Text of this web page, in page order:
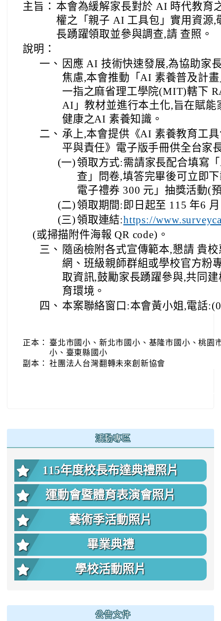
主旨： 本會為緩解家長對於 AI 時代教育
權之「親子 AI 工具包」實用資源,
長踴躍領取並參與調查,請 查照。
說明：
一、 因應 AI 技術快速發展,為協助家
焦慮,本會推動「AI 素養普及計
一指之麻省理工學院(MIT)轄下
AI」教材並進行本土化,旨在賦能
健康之AI 素養知識。
二、 承上,本會提供《AI 素養教育工
平與責任》電子版手冊供全台家
(一)領取方式:需請家長配合填寫
查」問卷,填答完畢後可立即
電子禮券 300 元」抽獎活動(
(二)領取期間:即日起至 115 年6
(三)領取連結:https://
(或掃描附件海報 QR code)。
三、 隨函檢附各式宣傳範本,懇請 貴
網、班級親師群組或學校官方粉
取資訊,鼓勵家長踴躍參與,共同
育環境。
四、 本案聯絡窗口:本會黃小姐,電話
正本：
臺北市國小、新北市國小、基隆市國小、桃園
小、臺東縣國小
副本： 社團法人台灣翻轉未來創新協會
活動專區
115年度校長布達典禮照片
運動會暨體育表演會照片
藝術季活動照片
畢業典禮
學校活動照片
公告文件